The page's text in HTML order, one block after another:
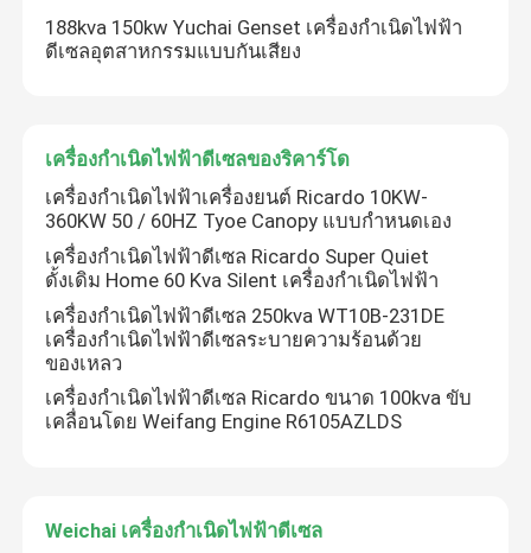
188kva 150kw Yuchai Genset เครื่องกำเนิดไฟฟ้า
ดีเซลอุตสาหกรรมแบบกันเสียง
เครื่องกำเนิดไฟฟ้าดีเซลของริคาร์โด
เครื่องกำเนิดไฟฟ้าเครื่องยนต์ Ricardo 10KW-
360KW 50 / 60HZ Tyoe Canopy แบบกำหนดเอง
เครื่องกำเนิดไฟฟ้าดีเซล Ricardo Super Quiet
ดั้งเดิม Home 60 Kva Silent เครื่องกำเนิดไฟฟ้า
เครื่องกำเนิดไฟฟ้าดีเซล 250kva WT10B-231DE
เครื่องกำเนิดไฟฟ้าดีเซลระบายความร้อนด้วย
ของเหลว
เครื่องกำเนิดไฟฟ้าดีเซล Ricardo ขนาด 100kva ขับ
เคลื่อนโดย Weifang Engine R6105AZLDS
Weichai เครื่องกำเนิดไฟฟ้าดีเซล